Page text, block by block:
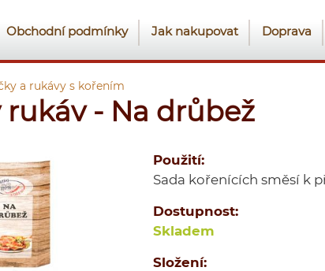
Obchodní podmínky Jak nakupovat Doprava
a rukávy s kořením
rukáv - Na drůbež
Použití:
Sada kořenících směsí k
Dostupnost:
Skladem
Složení: